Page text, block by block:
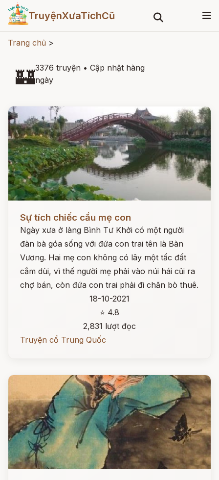
TruyệnXưaTíchCũ
Trang chủ >
🏰3376 truyện • Cập nhật hàng
ngày
Sự tích chiếc cầu mẹ con
Ngày xưa ở làng Bình Tư Khởi có một người
đàn bà góa sống với đứa con trai tên là Bàn
Vương. Hai mẹ con không có lây một tấc đất
cắm dùi, vì thế người mẹ phải vào núi hái củi ra
chợ bán, còn đứa con trai phải đi chăn bò thuê.
18-10-2021
⭐ 4.8
2,831 lượt đọc
Truyện cổ Trung Quốc